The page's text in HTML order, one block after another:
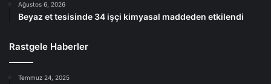
Ağustos 6, 2026
Beyaz et tesisinde 34 işçi kimyasal maddeden etkilendi
Rastgele Haberler
Temmuz 24, 2025